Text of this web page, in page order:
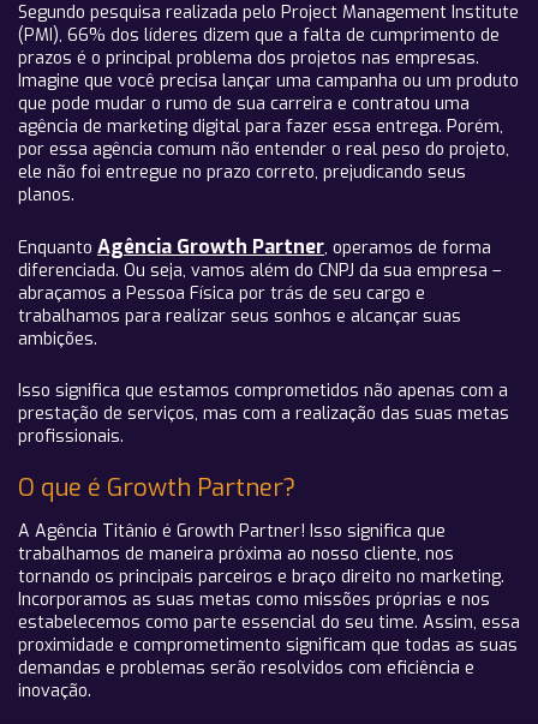
Segundo pesquisa realizada pelo Project Management Institute
(PMI), 66% dos líderes dizem que a falta de cumprimento de
prazos é o principal problema dos projetos nas empresas.
Imagine que você precisa lançar uma campanha ou um produto
que pode mudar o rumo de sua carreira e contratou uma
agência de marketing digital para fazer essa entrega. Porém,
por essa agência comum não entender o real peso do projeto,
ele não foi entregue no prazo correto, prejudicando seus
planos.
Enquanto Agência Growth Partner, operamos de forma
diferenciada. Ou seja, vamos além do CNPJ da sua empresa –
abraçamos a Pessoa Física por trás de seu cargo e
trabalhamos para realizar seus sonhos e alcançar suas
ambições.
Isso significa que estamos comprometidos não apenas com a
prestação de serviços, mas com a realização das suas metas
profissionais.
O que é Growth Partner?
A Agência Titânio é Growth Partner! Isso significa que
trabalhamos de maneira próxima ao nosso cliente, nos
tornando os principais parceiros e braço direito no marketing.
Incorporamos as suas metas como missões próprias e nos
estabelecemos como parte essencial do seu time. Assim, essa
proximidade e comprometimento significam que todas as suas
demandas e problemas serão resolvidos com eficiência e
inovação.